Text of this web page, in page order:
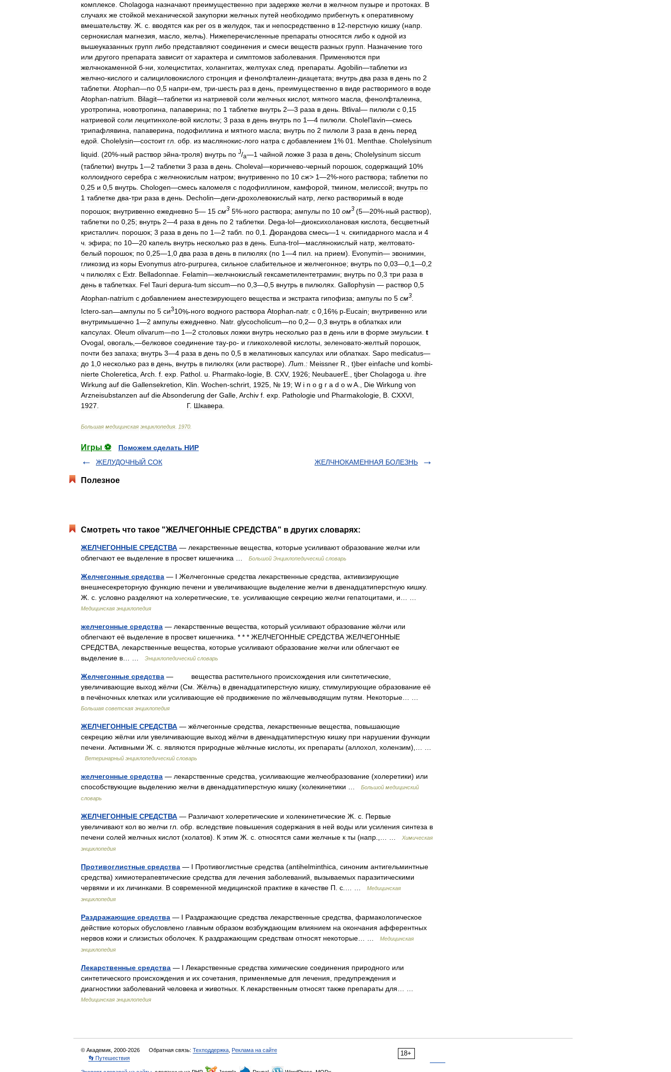
комплексе Cholagoga назначают преимущественно при задержке желчи в желчном пузыре и протоках В
случаях же стойкой механической закупорки желчных путей необходимо прибегнуть к оперативному
вмешательству. Ж с вводятся как per os в желудок так и непосредственно в 12-перстную кишку (напр
сернокислая магнезия масло желчь). Нижеперечисленные препараты относятся либо к одной из
вышеуказанных групп либо представляют соединения и смеси веществ разных групп Назначение того
или другого препарата зависит от характера и симптомов заболевания Применяются при
желчнокаменной б-ни холециститах холангитах желтухах след препараты Agobilin—таблетки из
желчно-кислого и салициловокислого стронция и фенолфталеин-диацетата; внутрь два раза в день по 2
таблетки Atophan—по 0 5 напри-ем три-шесть раз в день преимущественно в виде растворимого в воде
Atophan-natrium Bilagit—таблетки из натриевой соли желчных кислот, мятного масла фенолфталеина
уротропина
новотропина папаверина; по 1 таблетке внутрь 2—3 раза в день Btlival— пилюли с 0 15
натриевой соли лецитинхоле-вой кислоты; 3 раза в день внутрь по 1—4 пилюли Cholel'lavin—смесь
трипафлявина
папаверина подофиллина и мятного масла; внутрь по 2 пилюли 3 раза в день перед
едой Cholelysin—состоит гл обр из маслянокис-лого натра с добавлением 1% 01 Menthae Cholelysinum
liquid . (20%-ный раствор эйна-троля) внутрь по J/a—1 чайной ложке 3 раза в день; Cholelysinum siccum
(таблетки) внутрь 1—2 таблетки 3 раза в день. Choleval—коричнево-черный порошок, содержащий 10%
коллоидного серебра с желчнокислым натром; внутривенно по 10 сж> 1—2%-ного раствора; таблетки по
0,25 и 0,5 внутрь. Chologen—смесь каломеля с подофиллином, камфорой, тмином, мелиссой; внутрь по
1 таблетке два-три раза в день. Decholin—деги-дрохолевокислый натр, легко растворимый в воде
порошок; внутривенно ежедневно 5— 15 см3 5%-ного раствора; ампулы по 10 ом3 (5—20%-ный раствор),
таблетки по 0 25; внутрь 2—4 раза в день по 2 таблетки Dega-lol—диоксихолановая кислота бесцветный
кристаллич порошок; 3 раза в день по 1—2 табл по 0 1 Дюрандова смесь—1 ч скипидарного масла и 4
ч эфира; по 10—20 капель внутрь несколько раз в день Euna-trol—маслянокислый натр желтовато-
белый порошок; по 0 25—1 0 два раза в день в пилюлях (по 1—4 пил на прием). Evonymin— эвонимин
гликозид из коры Evonymus atro-purpurea сильное слабительное и желчегонное; внутрь по 0 03—0 1—0 2
ч пилюлях с Extr. Belladonnae Felamin—желчнокислый гексаметилентетрамин; внутрь по 0 3 три раза в
день в таблетках Fel Tauri depura-tum siccum—no 0 3—0 5 внутрь в пилюлях Gallophysin — раствор 0 5
Atophan-natrium с добавлением анестезирующего вещества и экстракта гипофиза; ампулы по 5 см3
Ictero-san—ампулы по 5 си310%-ного водного раствора Atophan-natr. с 0 16% p-Eucain; внутривенно или
внутримышечно 1—2 ампулы ежедневно. Natr. glycocholicum—по 0,2— 0,3 внутрь в облатках или
капсулах. Oleum olivarum—по 1—2 столовых ложки внутрь несколько раз в день или в форме эмульсии. t
Ovogal, овогаль,—белковое соединение тау-ро- и гликохолевой кислоты, зеленовато-желтый порошок,
почти без запаха; внутрь 3—4 раза в день по 0,5 в желатиновых капсулах или облатках. Sapo medicatus—
до 1,0 несколько раз в день, внутрь в пилюлях (или растворе).Лит.: Meissner R., t)ber einfache und kombi-
nierte Choleretica, Arch. f. exp. Pathol. u. Pharmako-logie, B. CXV, 1926; NeubauerE., tjber Cholagoga u. ihre
Wirkung auf die Gallensekretion, Klin. Wochen-schrirt, 1925, № 19; W i n о g г a d о wA., Die Wirkung von
Arzneisubstanzen auf dieAbsonderung der Galle, Archiv f. exp. Pathologie und Pharmakologie, B. CXXVI,
1927. Г. Шкавера.
Большая медицинская энциклопедия. 1970.
Игры ⚽
Поможем сделать НИР
ЖЕЛУДОЧНЫЙ СОК
ЖЕЛЧНОКАМЕННАЯ БОЛЕЗНЬ
Полезное
Смотреть что такое "ЖЕЛЧЕГОННЫЕ СРЕДСТВА" в других словарях:
ЖЕЛЧЕГОННЫЕ СРЕДСТВА — лекарственные вещества, которые усиливают образование желчи или
облегчают ее выделение в просвет кишечника …
Большой Энциклопедический словарь
Желчегонные средства — I Желчегонные средства лекарственные средства, активизирующие
внешнесекреторную функцию печени и увеличивающие выделение желчи в двенадцатиперстную кишку.
Ж. с. условно разделяют на холеретические, т.е. усиливающие секрецию желчи гепатоцитами, и… …
Медицинская энциклопедия
желчегонные средства — лекарственные вещества, который усиливают образование жёлчи или
облегчают её выделение в просвет кишечника. * * * ЖЕЛЧЕГОННЫЕ СРЕДСТВА ЖЕЛЧЕГОННЫЕ
СРЕДСТВА, лекарственные вещества, которые усиливают образование желчи или облегчают ее
выделение в… …
Энциклопедический словарь
Желчегонные средства — вещества растительного происхождения или синтетические,
увеличивающие выход жёлчи (См. Жёлчь) в двенадцатиперстную кишку, стимулирующие образование её
в печёночных клетках или усиливающие её продвижение по жёлчевыводящим путям. Некоторые… …
Большая советская энциклопедия
ЖЕЛЧЕГОННЫЕ СРЕДСТВА — жёлчегонные средства, лекарственные вещества, повышающие
секрецию жёлчи или увеличивающие выход жёлчи в двенадцатиперстную кишку при нарушении функции
печени. Активными Ж. с. являются природные жёлчные кислоты, их препараты (аллохол, холензим),… …
Ветеринарный энциклопедический словарь
желчегонные средства — лекарственные средства, усиливающие желчеобразование (холеретики) или
способствующие выделению желчи в двенадцатиперстную кишку (холекинетики …
Большой медицинский
словарь
ЖЕЛЧЕГОННЫЕ СРЕДСТВА — Различают холеретические и холекинетические Ж. с. Первые
увеличивают кол во желчи гл. обр. вследствие повышения содержания в ней воды или усиления синтеза в
печени солей желчных кислот (холатов). К этим Ж. с. относятся сами желчные к ты (напр.,… …
Химическая
энциклопедия
Противоглистные средства — I Противоглистные средства (antihelminthica, синоним антигельминтные
средства) химиотерапевтические средства для лечения заболеваний, вызываемых паразитическими
червями и их личинками. В современной медицинской практике в качестве П. с.… …
Медицинская
энциклопедия
Раздражающие средства — I Раздражающие средства лекарственные средства, фармакологическое
действие которых обусловлено главным образом возбуждающим влиянием на окончания афферентных
нервов кожи и слизистых оболочек. К раздражающим средствам относят некоторые… …
Медицинская
энциклопедия
Лекарственные средства — I Лекарственные средства химические соединения природного или
синтетического происхождения и их сочетания, применяемые для лечения, предупреждения и
диагностики заболеваний человека и животных. К лекарственным относят также препараты для… …
Медицинская энциклопедия
18+
© Академик, 2000-2026 Обратная связь: Техподдержка, Реклама на сайте
👣 Путешествия